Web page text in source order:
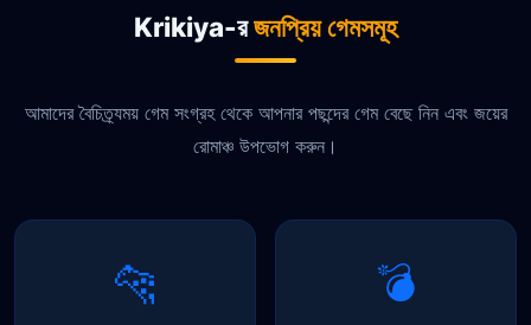
Krikiya-রজনপ্রিয় গেমসমূহ
আমাদের বৈচিত্র্যময় গেম সংগ্রহ থেকে আপনার পছন্দের গেম বেছে নিন এবং জয়ের
রোমাঞ্চ উপভোগ করুন।
🐆 💣